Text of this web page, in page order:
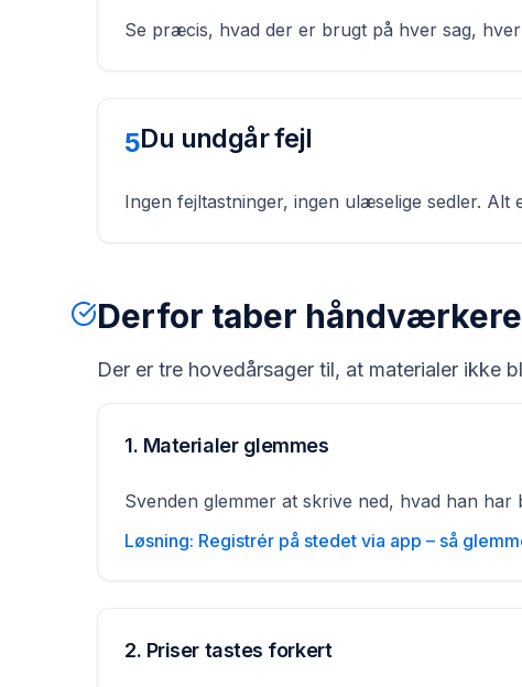
Se præcis, hvad der er brugt på hver sag,
5Du undgår fejl
Ingen fejltastninger, ingen ulæselige sedler. Alt
Derfor taber
Der er tre hovedårsager til, at materialer ikke
1. Materialer glemmes
Svenden glemmer at skrive ned, hvad han
Løsning: Registrér på stedet via app – så
2. Priser tastes forkert